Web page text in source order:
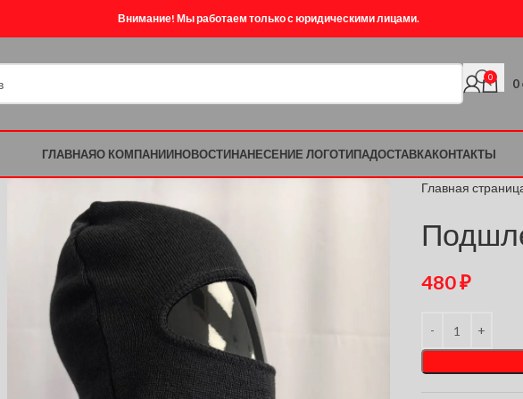
Внимание! Мы работаем только с юридическими лицами.
0 0
ГЛАВНАЯО КОМПАНИИНОВОСТИНАНЕСЕНИЕ ЛОГОТИПАДОСТАВКАКОНТАКТЫ
Главная
480₽